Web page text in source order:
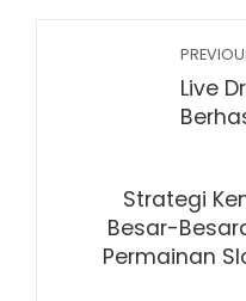
Live
Strategi
Besar-
Permainan